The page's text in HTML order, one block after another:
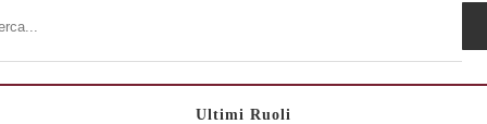
Ultimi Ruoli